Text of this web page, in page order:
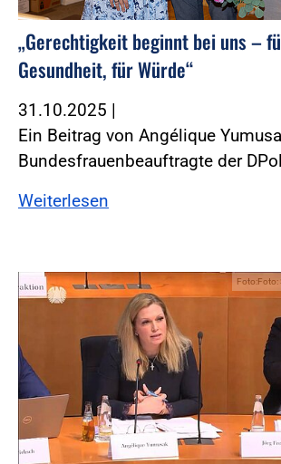
„Gerechtigkeit beginnt bei uns –
Gesundheit, für Würde“
31.10.2025 |
Ein Beitrag von Angélique
Bundesfrauenbeauftragte der
Weiterlesen
Foto:Foto: